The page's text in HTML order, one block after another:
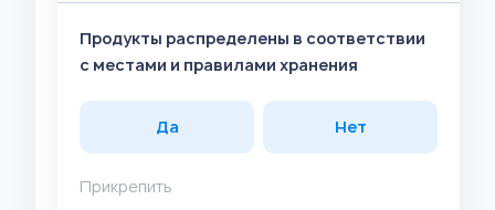
Продукты распределены в соответствии
с местами и правилами хранения
Да Нет
Прикрепить